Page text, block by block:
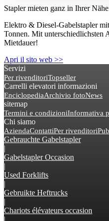
Stapler mieten ganz in Ihrer
Elektro & Diesel-Gabelstapler
Tonnen. Mit unterschiedlichsten
Mietdauer!
Apri il sito web >>
Servizi
Per rivenditoriTopseller
Carrelli elevatori informazioni
EnciclopediaArchivio fotoNews
sitemap
Termini e condizioniInformativa
Chi siamo
AziendaContattiPer rivenditori
Gebrauchte Gabelstapler
|
Gabelstapler Occasion
|
Used Forklifts
|
Gebruikte Heftrucks
|
Chariots élévateurs occasion
|